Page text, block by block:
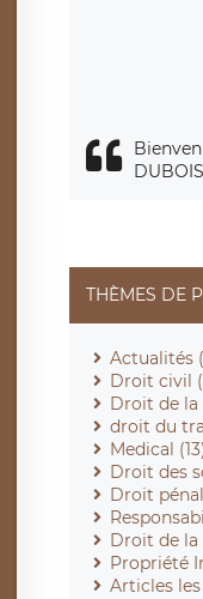
DUBOIS
THÈMES DE
Actualités
Droit civil
Droit de la
droit du
Medical
Droit des
Droit
Droit de
Propriété
Articles